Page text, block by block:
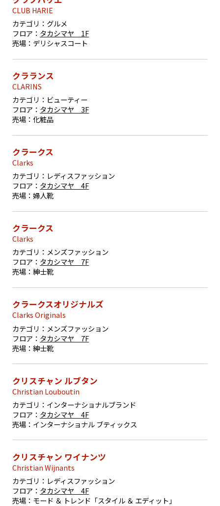
CLUB HARIE
カテゴリ： グルメ
フロア： タカシマヤ 1F
売場： デリシャスコート
クラランス
CLARINS
カテゴリ： ビューティー
フロア： タカシマヤ 3F
売場：化粧品
クラークス
Clarks
カテゴリ： レディスファッション
フロア： タカシマヤ 4F
売場：婦人靴
クラークス
Clarks
カテゴリ： メンズファッション
フロア： タカシマヤ 7F
売場：紳士靴
クラークスオリジナルズ
Clarks Originals
カテゴリ： メンズファッション
フロア： タカシマヤ 7F
売場：紳士靴
クリスチャン ルブタン
Christian Louboutin
カテゴリ： インターナショナルブランド
フロア： タカシマヤ 4F
売場： インターナショナル ブティックス
クリスチャン ワイナンツ
Christian Wijnants
カテゴリ： レディスファッション
フロア： タカシマヤ 4F
売場： モード ＆ トレンド「スタイル ＆ エディット」